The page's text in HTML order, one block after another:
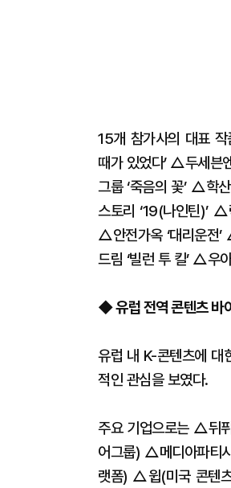
15개 참가사의 대표
때가 있었다’ △두세븐
그룹 ‘죽음의 꽃’ △학
스토리 ‘19(나인틴)’ △
△안전가옥 ‘대리운전’
드림 ‘빌런 투 킬’ △우
◆ 유럽 전역 콘텐츠 바
유럽 내 K-콘텐츠에 대
적인 관심을 보였다.
주요 기업으로는 △뒤
어그룹) △메디아파티
랫폼) △윕(미국 콘텐